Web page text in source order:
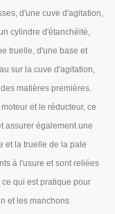
d'une cuve d'agitation,
cylindre d'étanchéité,
truelle, d'une base et
sur la cuve d'agitation,
matières premières.
et le réducteur, ce
assurer également une
et la truelle de la pale
à l'usure et sont reliées
qui est pratique pour
et les manchons